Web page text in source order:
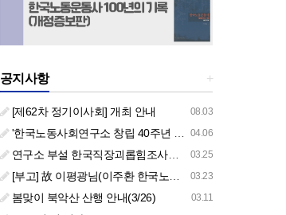
+
공지사항
08.03
[제62차 정기이사회] 개최 안내
04.06
'한국노동사회연구소 창립 40주년 기념 행사 안내'
03.25
연구소 부설 한국직장괴롭힘조사센터 '2026년도 주요 사업 안내' (교육/컨설팅)
03.23
[부고] 故 이평광님(이주환 한국노동사회연구소 부소장 부친상)
03.11
봄맞이 북악산 산행 안내(3/26)